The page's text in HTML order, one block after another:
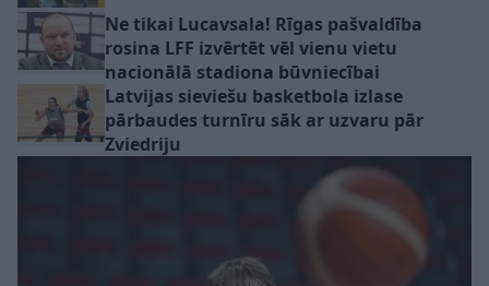
Ne tikai Lucavsala! Rīgas pašvaldība
rosina LFF izvērtēt vēl vienu vietu
nacionālā stadiona būvniecībai
Latvijas sieviešu basketbola izlase
pārbaudes turnīru sāk ar uzvaru pār
Zviedriju